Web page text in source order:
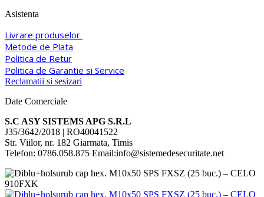
Asistenta
Livrare produselor
Metode de Plata
Politica de Retur
Politica de Garantie si Service
Reclamatii si sesizari
Date Comerciale
S.C ASY SISTEMS APG S.R.L
J35/3642/2018 | RO40041522
Str. Viilor, nr. 182 Giarmata, Timis
Telefon: 0786.058.875 Email:info@sistemedesecuritate.net